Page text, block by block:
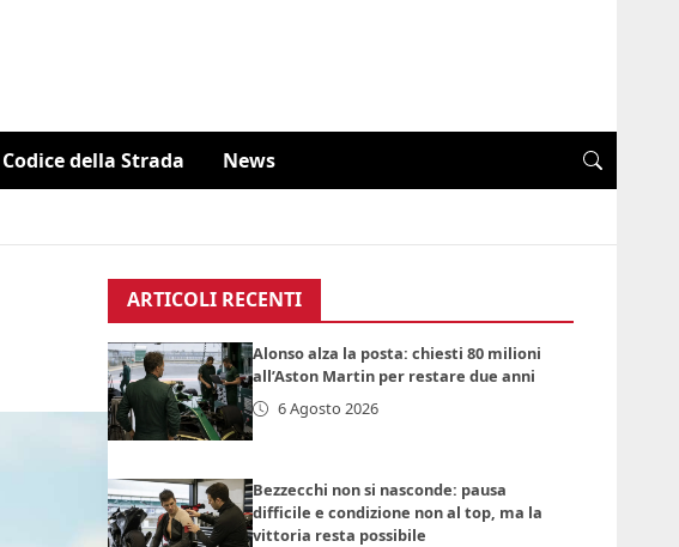
Codice della Strada News
ARTICOLI RECENTI
Alonso alza la posta: chiesti 80 milioni
all’Aston Martin per restare due anni
6 Agosto 2026
Bezzecchi non si nasconde: pausa
difficile e condizione non al top, ma la
vittoria resta possibile